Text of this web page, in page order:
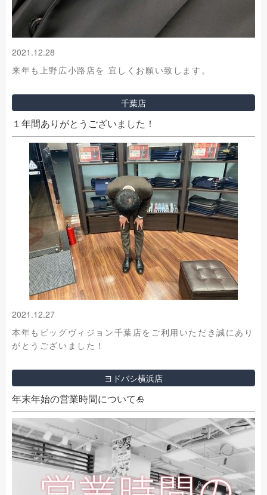
2021.12.28
来年も上野広小路店を 宜しくお願い致します。
千葉店
１年間ありがとうございました！
2021.12.27
本年もビッグヴィジョン千葉店をご利用いただき誠にあり
がとうございました！
ヨドバシ横浜店
年末年始の営業時間について🎍